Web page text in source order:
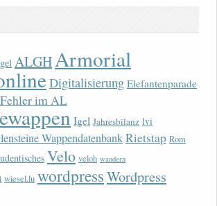
ALGHArmorial
Digitalisierung Elefantenparade
Fehler im AL
Igel Jahresbilanz lvi
WappendatenbankRietstap Rom
Velo veloh wandern
wiesel.lu wordpressWordpress